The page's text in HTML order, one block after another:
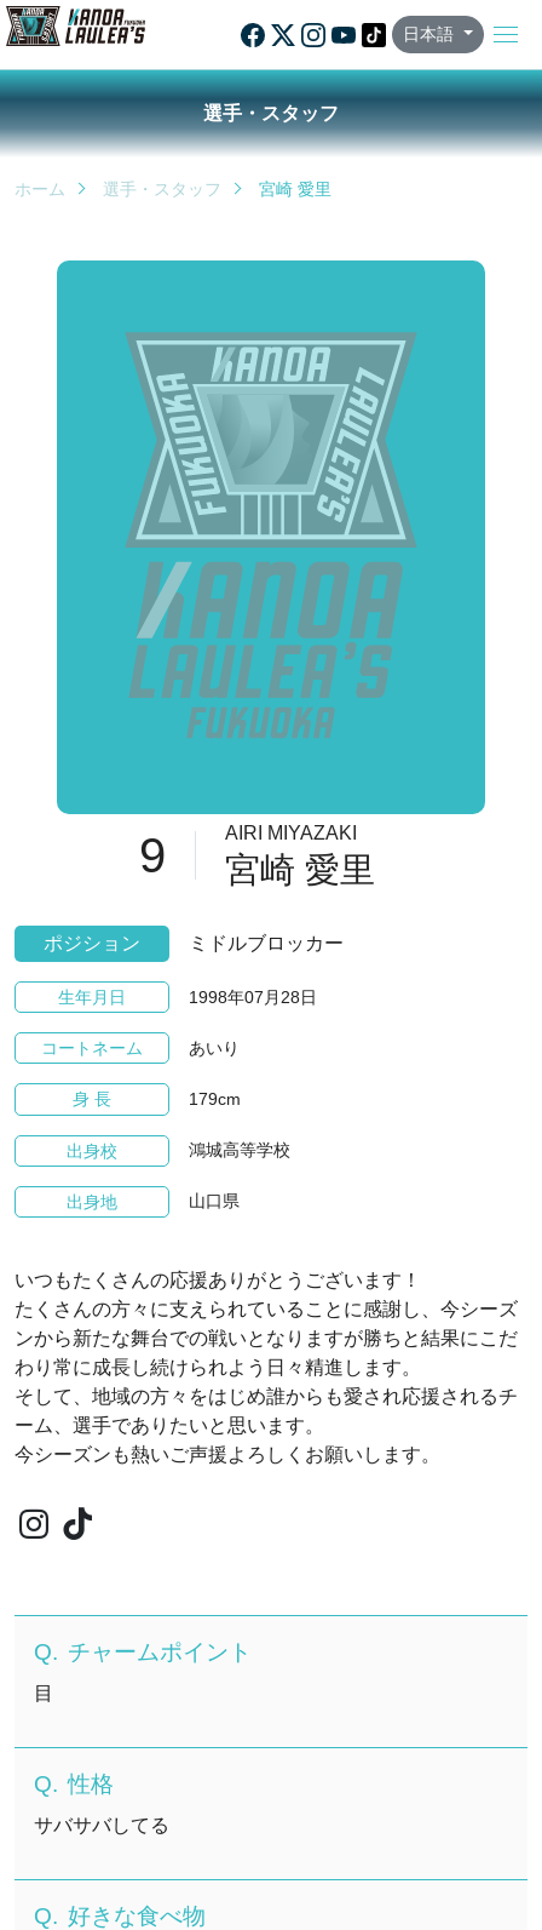
日本語
選手・スタッフ
ホーム 選手・スタッフ 宮崎 愛里
9 AIRI MIYAZAKI
宮崎 愛里
ポジション ミドルブロッカー
生年月日 1998年07月28日
コートネーム あいり
身 長 179cm
出身校 鴻城高等学校
出身地 山口県
いつもたくさんの応援ありがとうございます！
たくさんの方々に支えられていることに感謝し、今シーズ
ンから新たな舞台での戦いとなりますが勝ちと結果にこだ
わり常に成長し続けられよう日々精進します。
そして、地域の方々をはじめ誰からも愛され応援されるチ
ーム、選手でありたいと思います。
今シーズンも熱いご声援よろしくお願いします。
チャームポイント
目
性格
サバサバしてる
好きな食べ物